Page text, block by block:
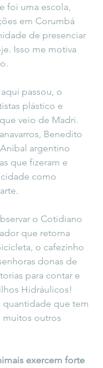
foi uma escola,
em Corumbá
de presenciar
Isso me motiva
passou, o
plástico e
veio de Madri.
Benedito
argentino
que fizeram e
como
o Cotidiano
que retorna
o cafezinho
donas de
para contar e
Hidráulicos!
que tem
muitos outros
exercem forte